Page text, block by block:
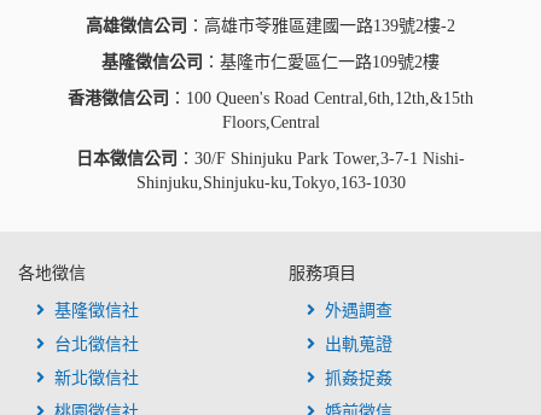
高雄徵信公司 ：高雄市苓雅區建國一路139號2樓-2
基隆徵信公司 ：基隆市仁愛區仁一路109號2樓
香港徵信公司 ：100 Queen's Road Central,6th,12th,&15th
Floors,Central
日本徵信公司 ：30/F Shinjuku Park Tower,3-7-1 Nishi-
Shinjuku,Shinjuku-ku,Tokyo,163-1030
各地徵信
基隆徵信社
台北徵信社
新北徵信社
服務項目
外遇調查
出軌蒐證
抓姦捉姦